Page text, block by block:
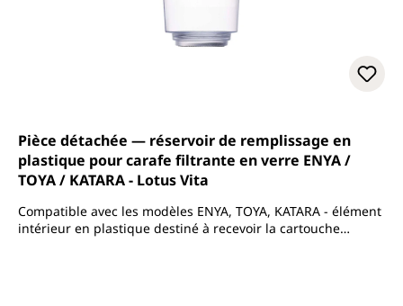
Pièce détachée — réservoir de remplissage en
plastique pour carafe filtrante en verre ENYA /
TOYA / KATARA - Lotus Vita
Compatible avec les modèles ENYA, TOYA, KATARA - élément
intérieur en plastique destiné à recevoir la cartouche